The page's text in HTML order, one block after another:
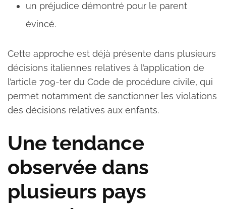
un préjudice démontré pour le parent
évincé.
Cette approche est déjà présente dans plusieurs
décisions italiennes relatives à l’application de
l’article 709-ter du Code de procédure civile, qui
permet notamment de sanctionner les violations
des décisions relatives aux enfants.
Une tendance
observée dans
plusieurs pays